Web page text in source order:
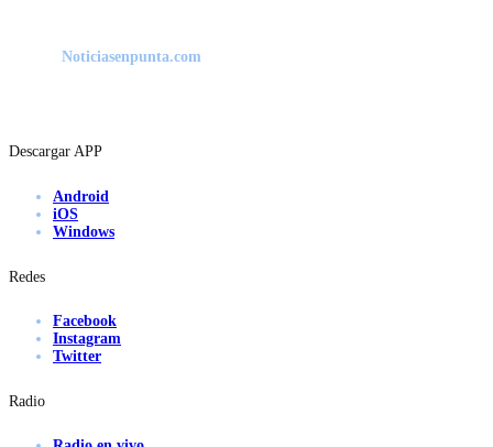
Noticiasenpunta.com
Descargar APP
Android
iOS
Windows
Redes
Facebook
Instagram
Twitter
Radio